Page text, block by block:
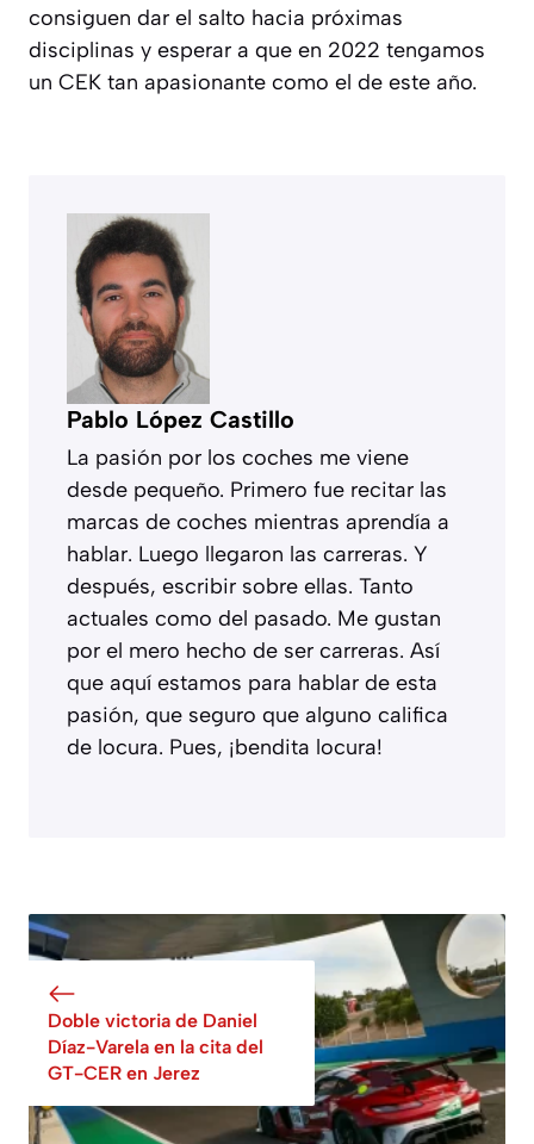
consiguen dar el salto hacia próximas
disciplinas y esperar a que en 2022 tengamos
un CEK tan apasionante como el de este año.
Pablo López Castillo
La pasión por los coches me viene
desde pequeño. Primero fue recitar las
marcas de coches mientras aprendía a
hablar. Luego llegaron las carreras. Y
después, escribir sobre ellas. Tanto
actuales como del pasado. Me gustan
por el mero hecho de ser carreras. Así
que aquí estamos para hablar de esta
pasión, que seguro que alguno califica
de locura. Pues, ¡bendita locura!
Doble victoria de Daniel
Díaz-Varela en la cita del
GT-CER en Jerez